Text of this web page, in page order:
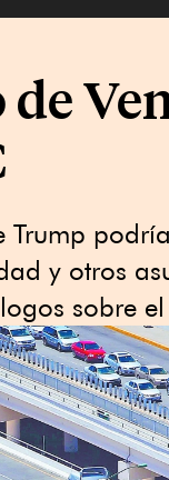
de
Trump
y otros
sobre